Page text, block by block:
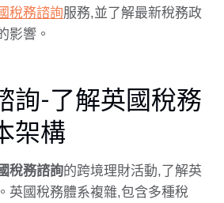
稅務諮詢服務,並了解最新稅務政
影響。
詢-了解英國稅務
架構
稅務諮詢的跨境理財活動,了解英
英國稅務體系複雜,包含多種稅